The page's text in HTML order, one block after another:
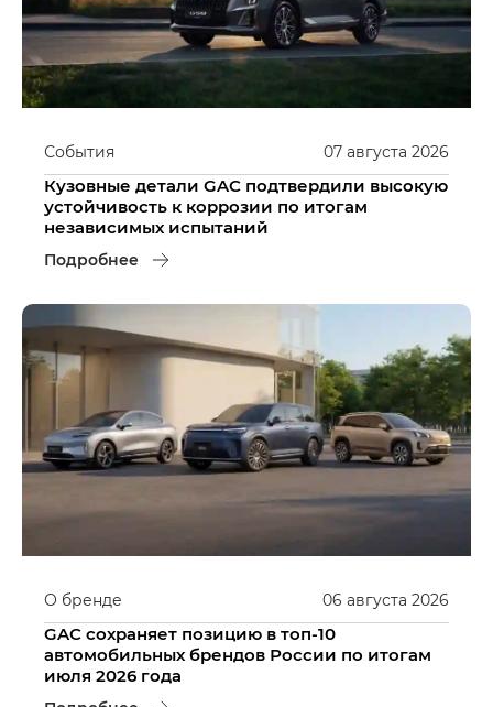
07 августа 2026
События
Кузовные детали GAC подтвердили высокую
устойчивость к коррозии по итогам
независимых испытаний
Подробнее
06 августа 2026
О бренде
GAC сохраняет позицию в топ-10
автомобильных брендов России по итогам
июля 2026 года